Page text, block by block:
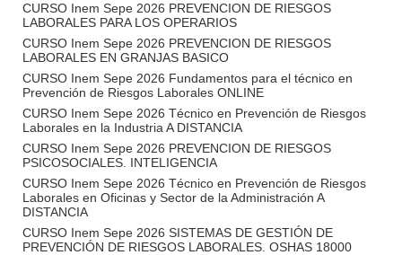
CURSO Inem Sepe 2026 PREVENCION DE RIESGOS
LABORALES PARA LOS OPERARIOS
CURSO Inem Sepe 2026 PREVENCION DE RIESGOS
LABORALES EN GRANJAS BASICO
CURSO Inem Sepe 2026 Fundamentos para el técnico en
Prevención de Riesgos Laborales ONLINE
CURSO Inem Sepe 2026 Técnico en Prevención de Riesgos
Laborales en la Industria A DISTANCIA
CURSO Inem Sepe 2026 PREVENCION DE RIESGOS
PSICOSOCIALES. INTELIGENCIA
CURSO Inem Sepe 2026 Técnico en Prevención de Riesgos
Laborales en Oficinas y Sector de la Administración A
DISTANCIA
CURSO Inem Sepe 2026 SISTEMAS DE GESTIÓN DE
PREVENCIÓN DE RIESGOS LABORALES. OSHAS 18000